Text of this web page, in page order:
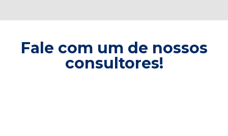
Fale com um de nossos
consultores!